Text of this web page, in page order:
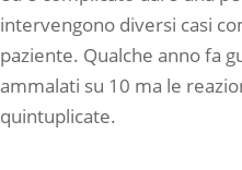
intervengono diversi casi
paziente. Qualche anno fa
ammalati su 10 ma le
quintuplicate.